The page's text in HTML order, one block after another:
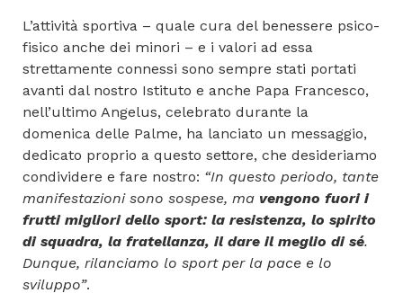
L’attività sportiva – quale cura del benessere psico-
fisico anche dei minori – e i valori ad essa
strettamente connessi sono sempre stati portati
avanti dal nostro Istituto e anche Papa Francesco,
nell’ultimo Angelus, celebrato durante la
domenica delle Palme, ha lanciato un messaggio,
dedicato proprio a questo settore, che desideriamo
condividere e fare nostro: “In questo periodo, tante
manifestazioni sono sospese, ma vengono fuori i
frutti migliori dello sport: la resistenza, lo spirito
di squadra, la fratellanza, il dare il meglio di sé.
Dunque, rilanciamo lo sport per la pace e lo
sviluppo”.